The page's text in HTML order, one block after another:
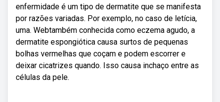
enfermidade é um tipo de dermatite que se manifesta
por razões variadas. Por exemplo, no caso de letícia,
uma. Webtambém conhecida como eczema agudo, a
dermatite espongiótica causa surtos de pequenas
bolhas vermelhas que coçam e podem escorrer e
deixar cicatrizes quando. Isso causa inchaço entre as
células da pele.